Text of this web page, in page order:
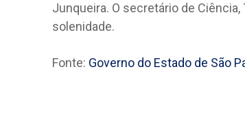
Junqueira. O secretário de
solenidade.
Fonte: Governo do Estado de São